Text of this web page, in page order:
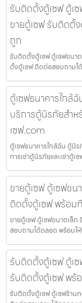
รับติดตั้งตู้เซฟ ตู้เ
ขายตู้เซฟ รับติดตั้
ถูก
รับติดตั้งตู้เซฟ ตู้เซฟขนา
ตั้งตู้เซฟ ติดต่อสอบถามไ
ตู้เซฟธนาคารใกล้ฉั
บริการตู้นิรภัยสำห
เซฟ.com
ตู้เซฟธนาคารใกล้ฉัน ตู้นิร
การเช่าตู้นิรภัยและเช่าตู้
ขายตู้เซฟ ตู้เซฟข
ติดตั้งตู้เซฟ พร้อม
ขายตู้เซฟ ตู้เซฟขนาดเล็
สอบถามได้ตลอด พร้อมใ
รับติดตั้งตู้เซฟ ตู้เ
รับติดตั้งตู้เซฟ พร้
รับติดตั้งตู้เซฟ ตู้เซฟร้าน